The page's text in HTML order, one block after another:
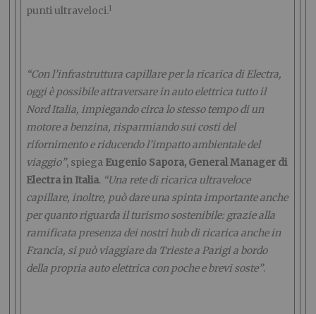
punti ultraveloci.1
“Con l’infrastruttura capillare per la ricarica di Electra,
oggi è possibile attraversare in auto elettrica tutto il
Nord Italia, impiegando circa lo stesso tempo di un
motore a benzina, risparmiando sui costi del
rifornimento e riducendo l’impatto ambientale del
viaggio”, spiega Eugenio Sapora, General Manager di
Electra in Italia. “Una rete di ricarica ultraveloce
capillare, inoltre, può dare una spinta importante anche
per quanto riguarda il turismo sostenibile: grazie alla
ramificata presenza dei nostri hub di ricarica anche in
Francia, si può viaggiare da Trieste a Parigi a bordo
della propria auto elettrica con poche e brevi soste”.